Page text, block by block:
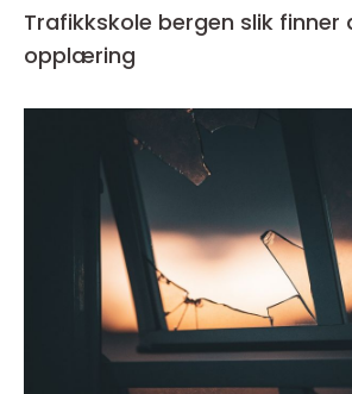
Trafikkskole bergen slik finner du riktig
opplæring